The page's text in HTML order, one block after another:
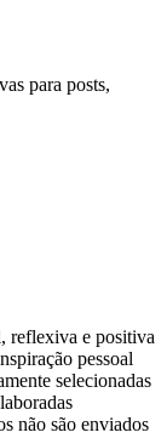
para posts,
reflexiva e positiva
pessoal
selecionadas
não são enviados